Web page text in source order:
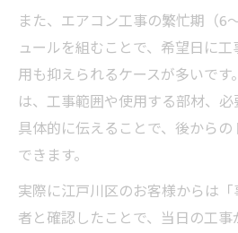
また、エアコン工事の繁忙期（6
ュールを組むことで、希望日に
用も抑えられるケースが多いで
は、工事範囲や使用する部材、
具体的に伝えることで、後から
できます。
実際に江戸川区のお客様からは
者と確認したことで、当日の工